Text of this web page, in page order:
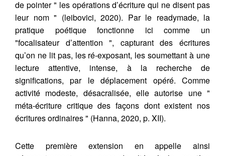
de pointer " les opérations d’écriture qui ne disent pas
leur nom " (leibovici, 2020). Par le readymade, la
pratique poétique fonctionne ici comme un
"focalisateur d’attention ", capturant des écritures
qu’on ne lit pas, les ré-exposant, les soumettant à une
lecture attentive, intense, à la recherche de
significations, par le déplacement opéré. Comme
activité modeste, désacralisée, elle autorise une "
méta-écriture critique des façons dont existent nos
écritures ordinaires " (Hanna, 2020, p. XII).
Cette première extension en appelle ainsi